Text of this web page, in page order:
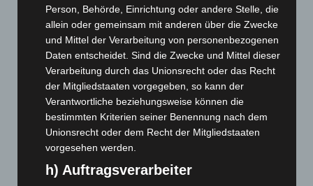
April 2026(99)
März 2026 (115)
Februar 2026
(109)
Januar 2026(122)
Dezember 2025(103)
November 2025 (114)
Oktober 2025(112)
September 2025 (93)
August 2025(90)
Person, Behörde, Einrichtung oder andere Stelle, die
allein oder gemeinsam mit anderen über die Zwecke
und Mittel der Verarbeitung von personenbezogenen
Daten entscheidet. Sind die Zwecke und Mittel dieser
Verarbeitung durch das Unionsrecht oder das Recht
der Mitgliedstaaten vorgegeben, so kann der
Verantwortliche beziehungsweise können die
bestimmten Kriterien seiner Benennung nach dem
Unionsrecht oder dem Recht der Mitgliedstaaten
vorgesehen werden.
h) Auftragsverarbeiter